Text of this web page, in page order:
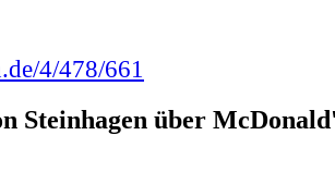
4/478/661
Steinhagen über